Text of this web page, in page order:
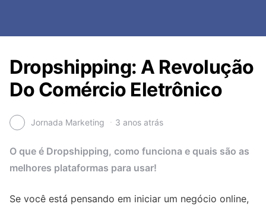
Dropshipping: A Revolução
Do Comércio Eletrônico
Jornada Marketing 3 anos atrás
O que é Dropshipping, como funciona e quais são as
melhores plataformas para usar!
Se você está pensando em iniciar um negócio online,